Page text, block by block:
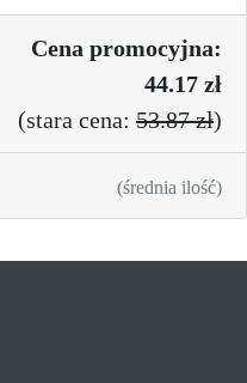
Cena promocyjna:
44.17 zł
(stara cena: 53.87 zł)
(średnia ilość)